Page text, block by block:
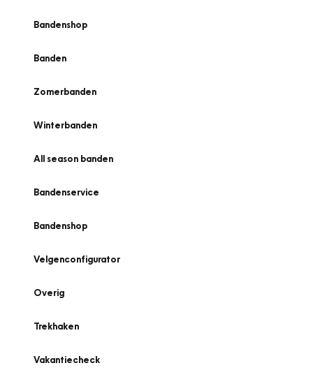
Bandenshop
Banden
Zomerbanden
Winterbanden
All season banden
Bandenservice
Bandenshop
Velgenconfigurator
Overig
Trekhaken
Vakantiecheck